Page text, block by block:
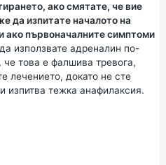
ако смятате, че вие
да изпитате началото на
ако първоначалните симптоми
използвате адреналин по-
че това е фалшива тревога,
лечението, докато не сте
изпитва тежка анафилаксия.